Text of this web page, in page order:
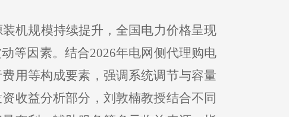
机规模持续提升，全国电力价格呈现
等因素。结合2026年电网侧代理购电
用等构成要素，强调系统调节与容量
收益分析部分，刘敦楠教授结合不同